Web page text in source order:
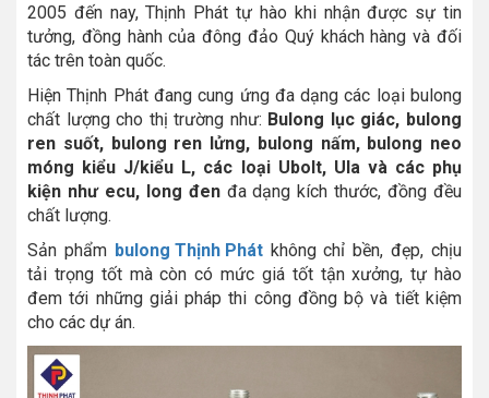
2005 đến nay, Thịnh Phát tự hào khi nhận được sự tin
tưởng, đồng hành của đông đảo Quý khách hàng và đối
tác trên toàn quốc.
Hiện Thịnh Phát đang cung ứng đa dạng các loại bulong
chất lượng cho thị trường như: Bulong lục giác, bulong
ren suốt, bulong ren lửng, bulong nấm, bulong neo
móng kiểu J/kiểu L, các loại Ubolt, Ula và các phụ
kiện như ecu, long đenđa dạng kích thước, đồng đều
chất lượng.
Sản phẩm bulong Thịnh Phát không chỉ bền, đẹp, chịu
tải trọng tốt mà còn có mức giá tốt tận xưởng, tự hào
đem tới những giải pháp thi công đồng bộ và tiết kiệm
cho các dự án.